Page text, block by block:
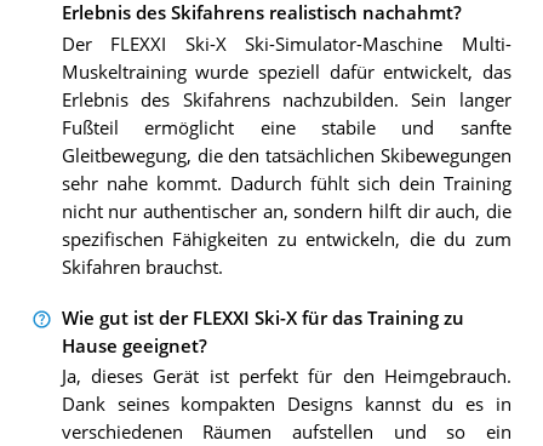
Erlebnis des Skifahrens realistisch nachahmt?
Der FLEXXI Ski-X Ski-Simulator-Maschine Multi-
Muskeltraining wurde speziell dafür entwickelt, das
Erlebnis des Skifahrens nachzubilden. Sein langer
Fußteil ermöglicht eine stabile und sanfte
Gleitbewegung, die den tatsächlichen Skibewegungen
sehr nahe kommt. Dadurch fühlt sich dein Training
nicht nur authentischer an, sondern hilft dir auch, die
spezifischen Fähigkeiten zu entwickeln, die du zum
Skifahren brauchst.
Wie gut ist der FLEXXI Ski-X für das Training zu
Hause geeignet?
Ja, dieses Gerät ist perfekt für den Heimgebrauch.
Dank seines kompakten Designs kannst du es in
verschiedenen Räumen aufstellen und so ein